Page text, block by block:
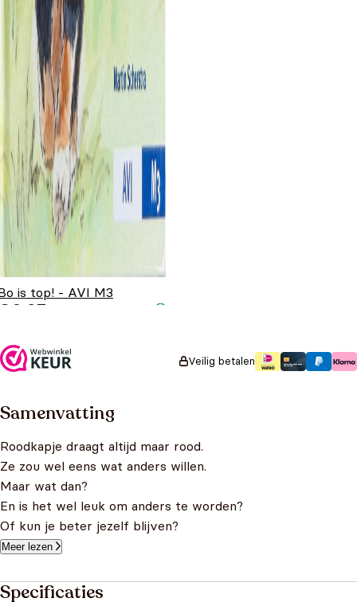
is top! - AVI M3
6,95
Veilig betalen
Samenvatting
Roodkapje draagt altijd maar rood.
Ze zou wel eens wat anders willen.
Maar wat dan?
En is het wel leuk om anders te worden?
Of kun je beter jezelf blijven?
Meer lezen
Specificaties